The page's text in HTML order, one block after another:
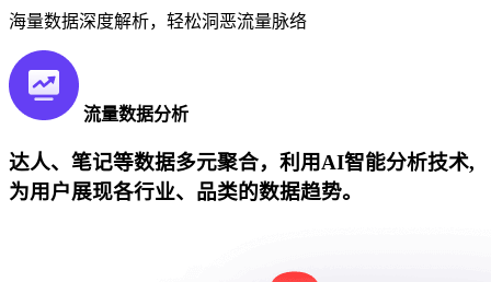
海量数据深度解析，轻松洞恶流量脉络
流量数据分析
达人、笔记等数据多元聚合，利用AI智能分析技术,
为用户展现各行业、品类的数据趋势。